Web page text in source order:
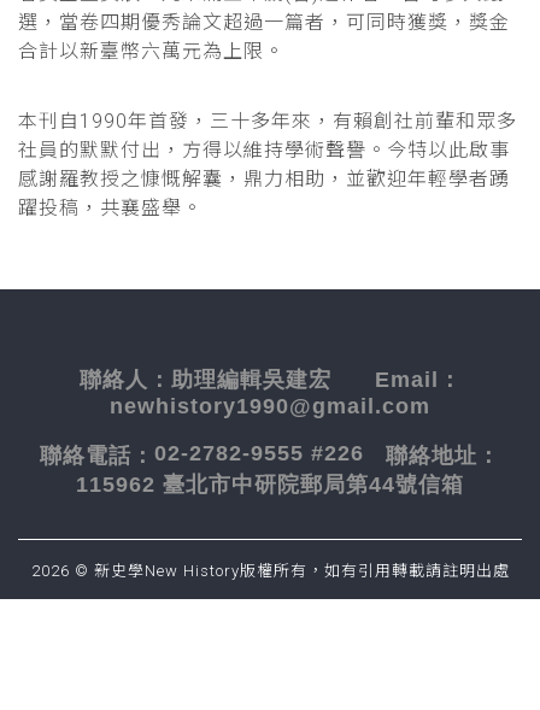
選，當卷四期優秀論文超過一篇者，可同時獲獎，獎金
合計以新臺幣六萬元為上限。
本刊自1990年首發，三十多年來，有賴創社前輩和眾多
社員的默默付出，方得以維持學術聲譽。今特以此啟事
感謝羅教授之慷慨解囊，鼎力相助，並歡迎年輕學者踴
躍投稿，共襄盛舉。
聯絡人： 助理編輯吳建宏 Email：
newhistory1990@gmail.com
聯絡電話： 02-2782-9555 #226 聯絡地址：
115962 臺北市中研院郵局第44號信箱
2026 © 新史學New History版權所有，如有引用轉載請註明出處